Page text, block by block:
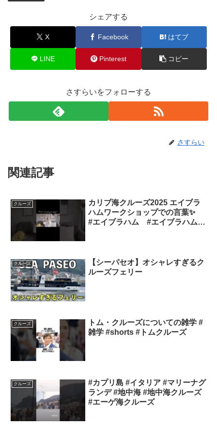
シェアする
X Facebook はてブ
LINE Pinterest コピー
さすらいをフォローする
さすらい
関連記事
クルーズ
カリブ海クルーズ2025 エイブラ
ハムワークショップでの言葉✨
#エイブラハム #エイブラハムの
クルーズ
【シーパセオ】オシャレすぎるク
ルーズフェリー
クルーズ
トム・クルーズについての雑学 #
雑学 #shorts #トムクルーズ
クルーズ
#カプリ島 #イタリア #マリーナグ
ランデ #地中海 #地中海クルーズ
#エーゲ海クルーズ